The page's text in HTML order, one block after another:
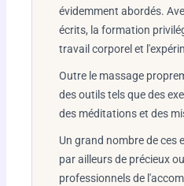
évidemment abordés.
écrits, la formation
travail corporel et
Outre le massage
des outils tels que des
des méditations et des
Un grand nombre de ces
par ailleurs de précieux
professionnels de